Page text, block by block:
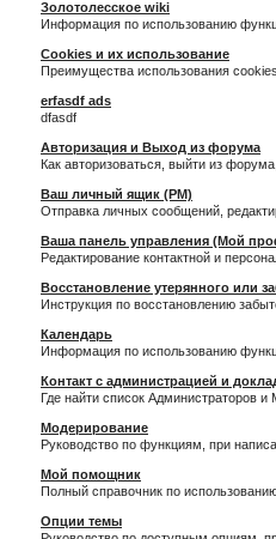
Золотолесское wiki
Информация по использованию
Cookies и их использование
Преимущества использования
erfasdf ads
dfasdf
Авторизация и Выход из форума
Как авторизоваться, выйти из
Ваш личный ящик (PM)
Отправка личных сообщений,
Ваша панель управления (Мой
Редактирование контактной и
Восстановление утерянного или
Инструкция по восстановлению
Календарь
Информация по использованию
Контакт с администрацией и
Где найти список Администраторов
Модерирование
Руководство по функциям, при
Мой помощник
Полный справочник по
Опции темы